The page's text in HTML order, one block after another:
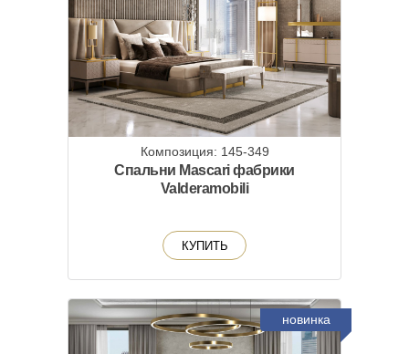
Композиция: 145-349
Спальни Mascari фабрики
Valderamobili
КУПИТЬ
новинка